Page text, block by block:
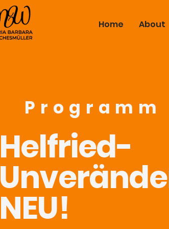
Home About
Programm
Helfried-
NEU!